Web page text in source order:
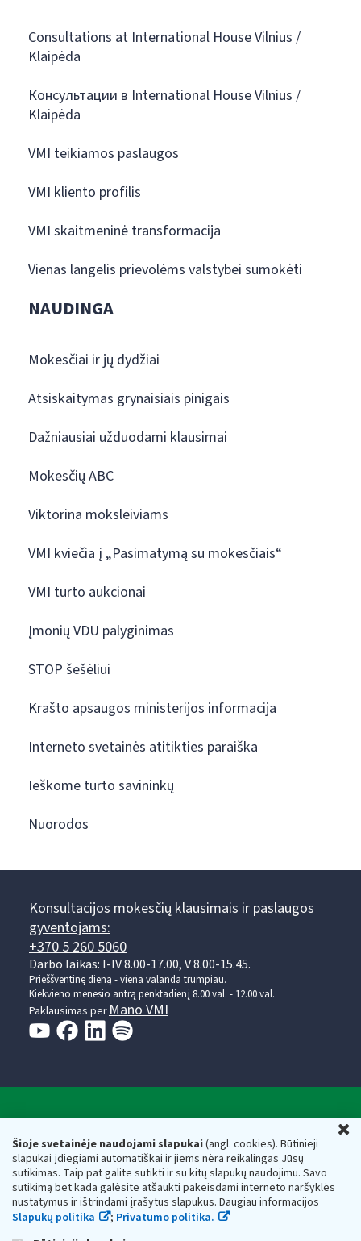
Šioje svetainėje naudojami slapukai(angl. cookies). Būtinieji
slapukai įdiegiami automatiškai ir jiems nėra reikalingas Jūsų
sutikimas. Taip pat galite sutikti ir su kitų slapukų naudojimu. Savo
sutikimą bet kada galėsite atšaukti pakeisdami interneto naršyklės
nustatymus ir ištrindami įrašytus slapukus. Daugiau informacijos
Slapukų politika
; Privatumo politika.
Consultations at International House Vilnius /
Klaipėda
Консультации в International House Vilnius /
Klaipėda
VMI teikiamos paslaugos
VMI kliento profilis
VMI skaitmeninė transformacija
Vienas langelis prievolėms valstybei sumokėti
NAUDINGA
Mokesčiai ir jų dydžiai
Atsiskaitymas grynaisiais pinigais
Dažniausiai užduodami klausimai
Mokesčių ABC
Viktorina moksleiviams
VMI kviečia į „Pasimatymą su mokesčiais“
VMI turto aukcionai
Įmonių VDU palyginimas
STOP šešėliui
Krašto apsaugos ministerijos informacija
Interneto svetainės atitikties paraiška
Ieškome turto savininkų
Nuorodos
Konsultacijos mokesčių klausimais ir paslaugos
gyventojams:
+370 5 260 5060
Darbo laikas: I-IV 8.00-17.00, V 8.00-15.45.
Prieššventinę dieną - viena valanda trumpiau.
Kiekvieno mėnesio antrą penktadienį 8.00 val. - 12.00 val.
Paklausimas per Mano VMI
Respublikos finansų ministerijos
Biudžetinė įstaiga. Juridinio asmens kodas — 188659752,
adresas: Vasario 16-osios g. 14, 01107 Vilnius, Lietuva, el.paštas:
vmi@vmi.lt, E. pristatymo dėžutės adresas 188659752
Duomenys apie Valstybinę mokesčių inspekciją prie Lietuvos
Respublikos finansų ministerijos kaupiami ir saugomi Juridinių